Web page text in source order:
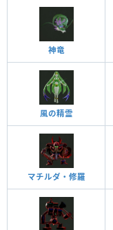
神竜
風の精霊
マチルダ・修羅